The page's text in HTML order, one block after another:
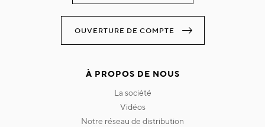
OUVERTURE DE COMPTE
À PROPOS DE NOUS
la société
vidéos
notre réseau de distribution